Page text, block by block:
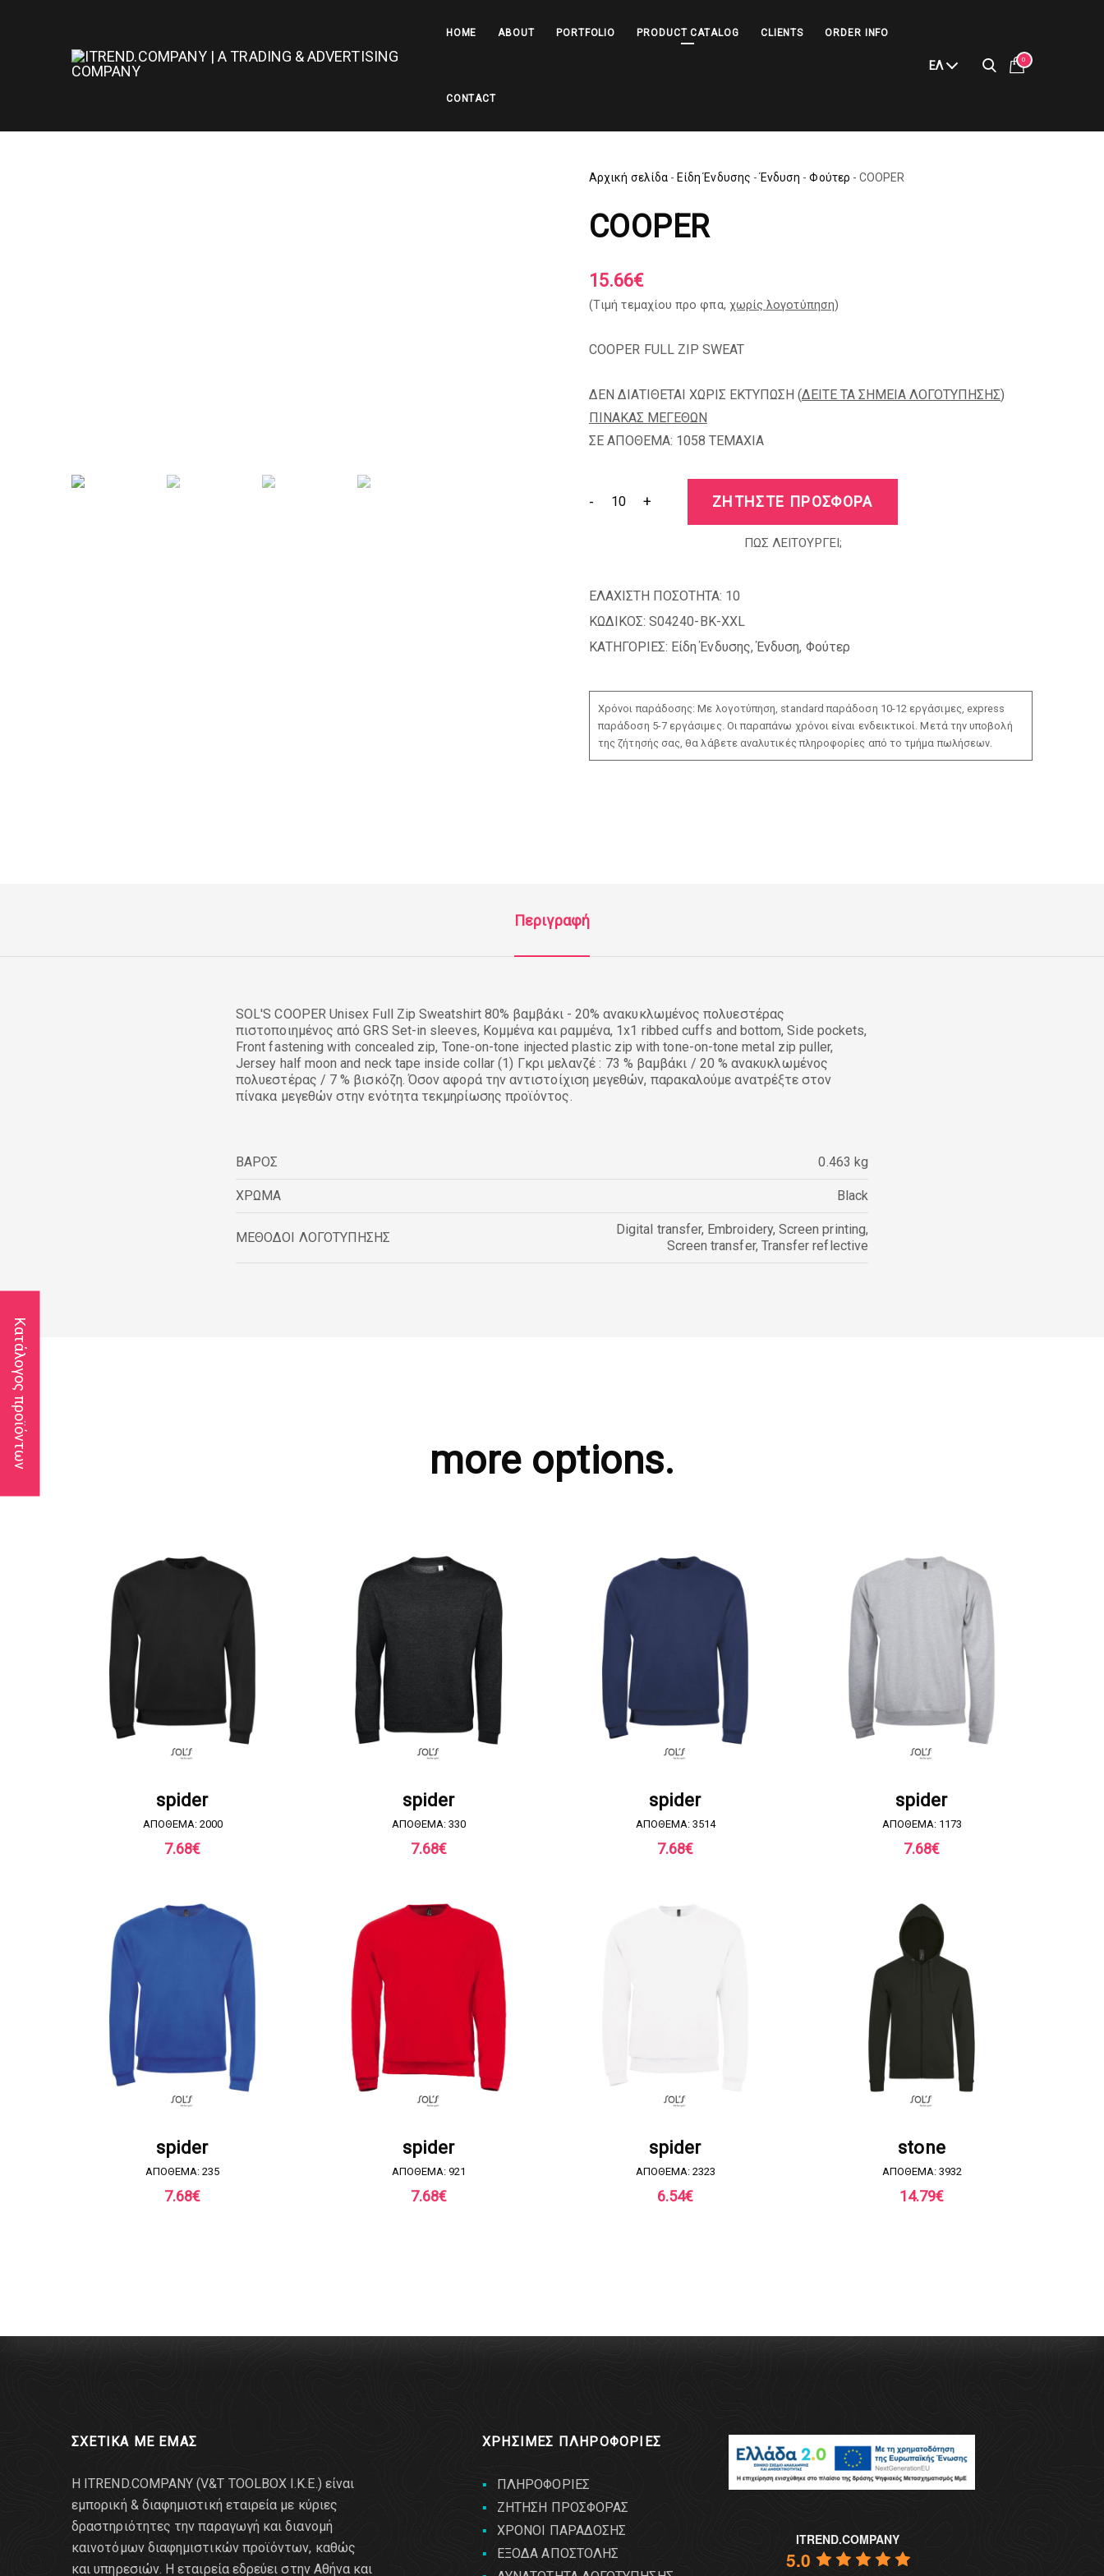
Κατάλογος προϊόντων
HOME ABOUT PORTFOLIO PRODUCT CATALOG CLIENTS ORDER INFO
CONTACT
ΕΛ 0
Αρχική σελίδα - Είδη Ένδυσης - Ένδυση - Φούτερ - COOPER
COOPER
15.66€
(Tιμή τεμαχίου προ φπα, χωρίς λογοτύπηση)
COOPER FULL ZIP SWEAT
ΔΕΝ ΔΙΑΤΙΘΕΤΑΙ ΧΩΡΙΣ ΕΚΤΥΠΩΣΗ (ΔΕΙΤΕ ΤΑ ΣΗΜΕΙΑ ΛΟΓΟΤΥΠΗΣΗΣ)
ΠΙΝΑΚΑΣ ΜΕΓΕΘΩΝ
ΣΕ ΑΠΟΘΕΜΑ: 1058 TEMAXIA
- + ΖΗΤΗΣΤΕ ΠΡΟΣΦΟΡΑ
ΠΩΣ ΛΕΙΤΟΥΡΓΕΙ;
ΕΛΑΧΙΣΤΗ ΠΟΣΟΤΗΤΑ: 10
ΚΩΔΙΚΟΣ: S04240-BK-XXL
ΚΑΤΗΓΟΡΙΕΣ: Είδη Ένδυσης,Ένδυση, Φούτερ
Χρόνοι παράδοσης: Με λογοτύπηση, standard παράδοση 10-12 εργάσιμες, express
παράδοση 5-7 εργάσιμες. Οι παραπάνω χρόνοι είναι ενδεικτικοί. Μετά την υποβολή
της ζήτησής σας, θα λάβετε αναλυτικές πληροφορίες από το τμήμα πωλήσεων.
Περιγραφή
SOL'S COOPER Unisex Full Zip Sweatshirt 80% βαμβάκι - 20% ανακυκλωμένος πολυεστέρας
πιστοποιημένος από GRS Set-in sleeves, Κομμένα και ραμμένα, 1x1 ribbed cuffs and bottom, Side pockets,
Front fastening with concealed zip, Tone-on-tone injected plastic zip with tone-on-tone metal zip puller,
Jersey half moon and neck tape inside collar (1) Γκρι μελανζέ : 73 % βαμβάκι / 20 % ανακυκλωμένος
πολυεστέρας / 7 % βισκόζη. Όσον αφορά την αντιστοίχιση μεγεθών, παρακαλούμε ανατρέξτε στον
πίνακα μεγεθών στην ενότητα τεκμηρίωσης προϊόντος.
ΒΑΡΟΣ 0.463 kg
ΧΡΩΜΑ Black
ΜΕΘΟΔΟΙ ΛΟΓΟΤΥΠΗΣΗΣ
Digital transfer, Embroidery, Screen printing,
Screen transfer, Transfer reflective
more options.
ΖΗΤΗΣΤΕ ΠΡΟΣΦΟΡΑ
spider
ΑΠΟΘΕΜΑ: 2000
7.68€
ΖΗΤΗΣΤΕ ΠΡΟΣΦΟΡΑ
spider
ΑΠΟΘΕΜΑ: 330
7.68€
ΖΗΤΗΣΤΕ ΠΡΟΣΦΟΡΑ
spider
ΑΠΟΘΕΜΑ: 3514
7.68€
ΖΗΤΗΣΤΕ ΠΡΟΣΦΟΡΑ
spider
ΑΠΟΘΕΜΑ: 1173
7.68€
ΖΗΤΗΣΤΕ ΠΡΟΣΦΟΡΑ
spider
ΑΠΟΘΕΜΑ: 235
7.68€
ΖΗΤΗΣΤΕ ΠΡΟΣΦΟΡΑ
spider
ΑΠΟΘΕΜΑ: 921
7.68€
ΖΗΤΗΣΤΕ ΠΡΟΣΦΟΡΑ
spider
ΑΠΟΘΕΜΑ: 2323
6.54€
ΖΗΤΗΣΤΕ ΠΡΟΣΦΟΡΑ
stone
ΑΠΟΘΕΜΑ: 3932
14.79€
ΣΧΕΤΙΚΑ ΜΕ ΕΜΑΣ
Η ITREND.COMPANY (V&T TOOLBOX Ι.Κ.Ε.) είναι
εμπορική & διαφημιστική εταιρεία με κύριες
δραστηριότητες την παραγωγή και διανομή
καινοτόμων διαφημιστικών προϊόντων, καθώς
και υπηρεσιών. Η εταιρεία εδρεύει στην Αθήνα και
ΧΡΗΣΙΜΕΣ ΠΛΗΡΟΦΟΡΙΕΣ
ΠΛΗΡΟΦΟΡΙΕΣ
ΖΗΤΗΣΗ ΠΡΟΣΦΟΡΑΣ
ΧΡΟΝΟΙ ΠΑΡΑΔΟΣΗΣ
ΕΞΟΔΑ ΑΠΟΣΤΟΛΗΣ
ITREND.COMPANY
5.0